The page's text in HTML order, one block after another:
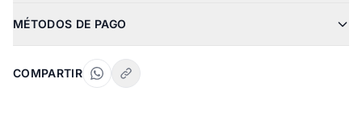
MÉTODOS DE PAGO
COMPARTIR